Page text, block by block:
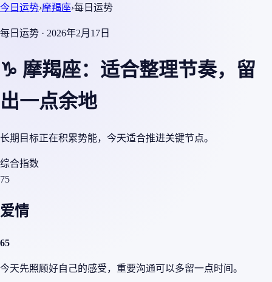
今日运势›摩羯座›每日运势
每日运势 · 2026年2月17日
♑ 摩羯座：适合整理节奏，留
出一点余地
长期目标正在积累势能，今天适合推进关键节点。
综合指数
75
爱情
65
今天先照顾好自己的感受，重要沟通可以多留一点时间。